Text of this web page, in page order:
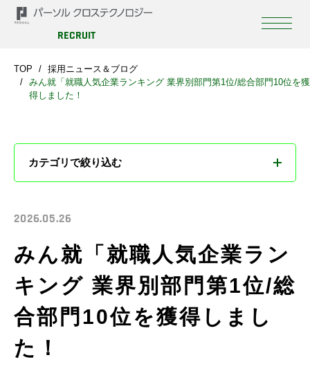
RECRUIT
TOP
採用ニュース＆ブログ
みん就「就職人気企業ランキング 業界別部門第1位/総合部門10位を獲
得しました！
カテゴリで絞り込む
2026.05.26
みん就「就職人気企業ラン
キング 業界別部門第1位/総
合部門10位を獲得しまし
た！